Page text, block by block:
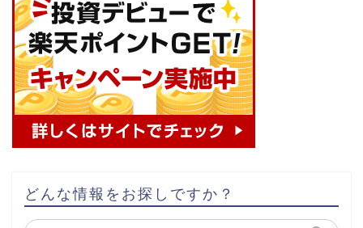
どんな情報をお探しですか？